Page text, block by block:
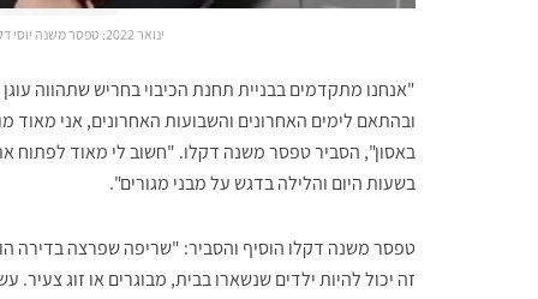
ינואר 2022: טפסר משנה יוסי דקלו יחד עם ראש העיר באירוע שריפה במעו"ף
"אנחנו מתקדמים בבניית תחנת הכיבוי בחריש שתהווה
ובהתאם לימים האחרונים והשבועות האחרונים, אני
באסון", הסביר טפסר משנה דקלו. "חשוב לי מאוד לפתוח
בשעות היום והלילה בדגש על מבני מגורים".
זה יכול להיות ילדים שנשארו בבית, מבוגרים או זוג